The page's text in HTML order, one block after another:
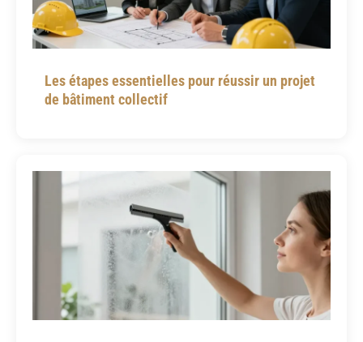
Les étapes essentielles pour réussir un projet
de bâtiment collectif